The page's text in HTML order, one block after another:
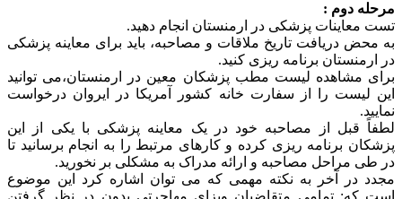
مرحله دوم :
تست معاینات پزشکی در ارمنستان انجام دهید.
به محض دریافت تاریخ ملاقات و مصاحبه، باید برای معاینه پزشکی
در ارمنستان برنامه ریزی کنید.
برای مشاهده لیست مطب پزشکان معین در ارمنستان،می توانید
این لیست را از سفارت خانه کشور آمریکا در ایروان درخواست
نمایید.
لطفاً قبل از مصاحبه خود در یک معاینه پزشکی با یکی از این
پزشکان برنامه ریزی کرده و کارهای مرتبط را به انجام برسانید تا
در طی مراحل مصاحبه و ارائه مدراک به مشکلی بر نخورید.
مجدد در آخر به نکته مهمی که می توان اشاره کرد این موضوع